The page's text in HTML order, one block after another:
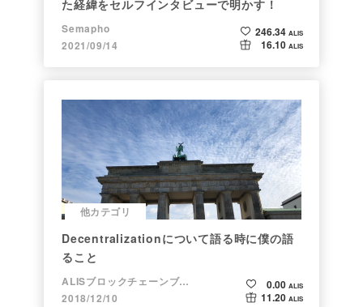
た経緯をセルフインタビューで明かす！
Semapho
2021/09/14
246.34 ALIS
16.10 ALIS
他カテゴリ
Decentralizationについて語る時に僕の語
ること
ALISブロックチェーンブログ
2018/12/10
0.00 ALIS
11.20 ALIS